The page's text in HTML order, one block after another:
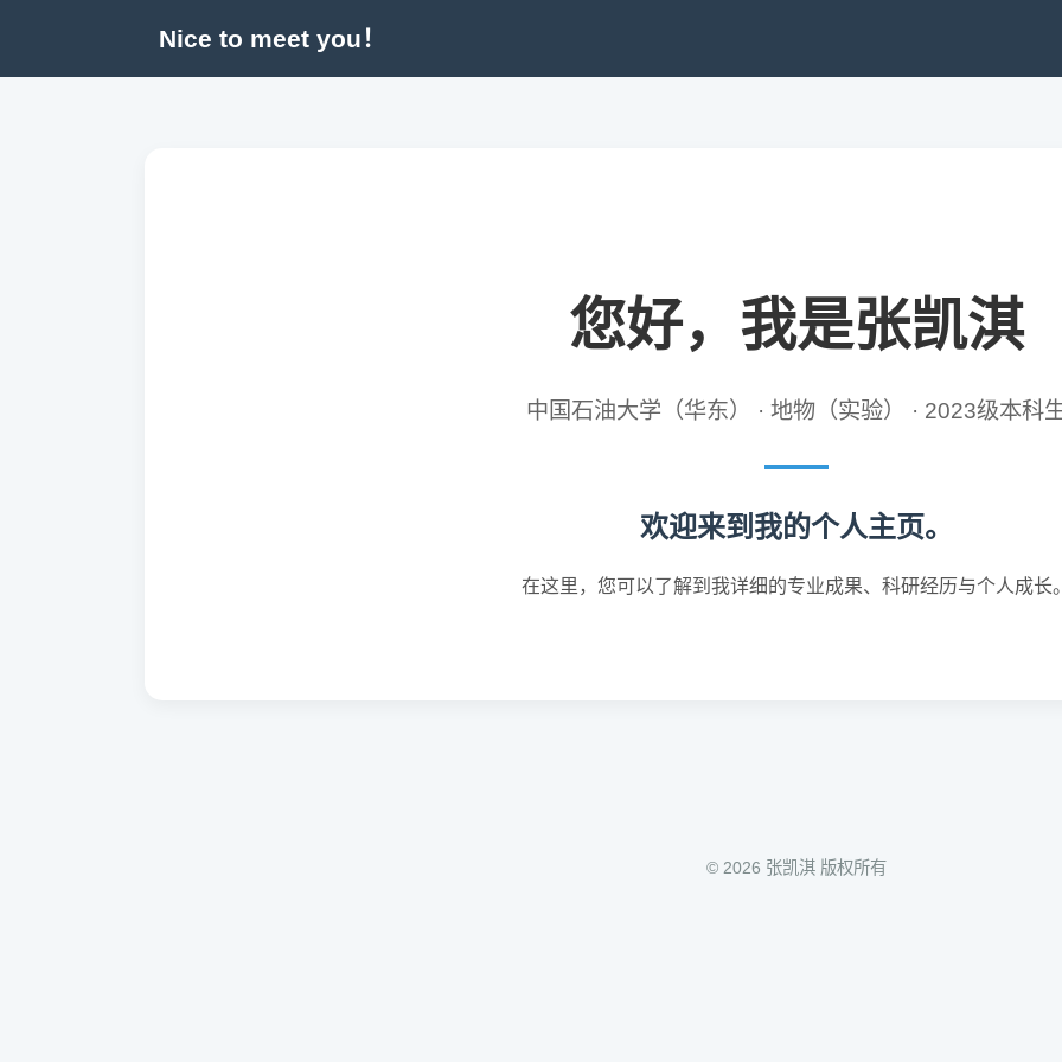
Nice to meet you！
您好，我是张凯淇
中国石油大学（华东） · 地物（实验） · 2023级本科
欢迎来到我的个人主页。
在这里，您可以了解到我详细的专业成果、科研经历与个人成长
© 2026 张凯淇 版权所有